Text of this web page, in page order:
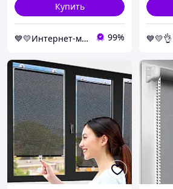
Купить
💙💛Интернет-магазин NaVubir - navubir.com.ua 🎁％🚚 ⤵ 99%